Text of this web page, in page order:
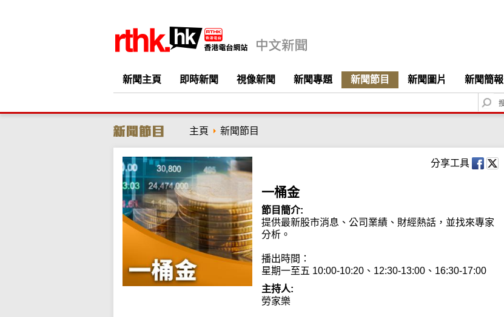
新聞主頁 即時新聞 視像新聞 新聞專題 新聞節目 新聞圖片 新聞簡報
S
e
c
h
主頁 新聞節目
分享工具
一桶金
節目簡介:
提供最新股市消息、公司業績、財經熱話，並找來專家
分析。
播出時間：
星期一至五 10:00-10:20、12:30-13:00、16:30-17:00
主持人:
勞家樂